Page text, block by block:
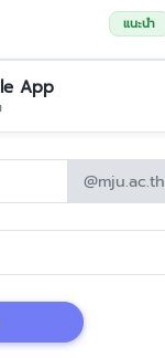
แนะนำ
App
@mju.ac.th